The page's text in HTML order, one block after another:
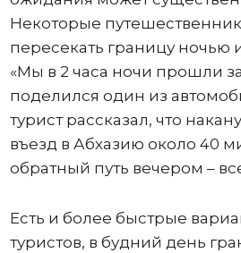
Некоторые
пересекать границу ночью
«Мы в 2 часа ночи прошли за
поделился один из
турист рассказал, что
въезд в Абхазию около 40
обратный путь вечером –
Есть и более быстрые
туристов, в будний день